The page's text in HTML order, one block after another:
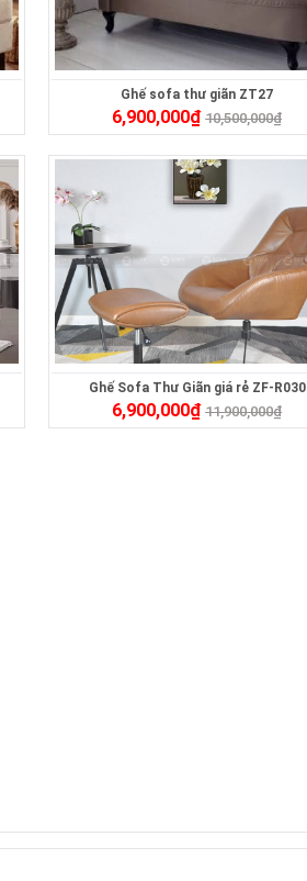
Ghế sofa thư giãn ZT27
6,900,000₫ 10,500,000₫
Ghế Sofa Thư Giãn giá rẻ ZF-R030
6,900,000₫ 11,900,000₫